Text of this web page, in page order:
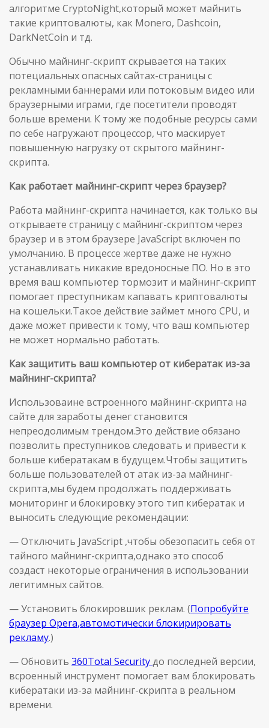
алгоритме CryptoNight,который может майнить
такие криптовалюты, как Monero, Dashcoin,
DarkNetCoin и тд.
Обычно майнинг-скрипт скрывается на таких
потециальных опасных сайтах-страницы с
рекламными баннерами или потоковым видео или
браузерными играми, где посетители проводят
больше времени. К тому же подобные ресурсы сами
по себе нагружают процессор, что маскирует
повышенную нагрузку от скрытого майнинг-
скрипта.
Как работает майнинг-скрипт черезбраузер?
Работа майнинг-скрипта начинается, как только вы
открываете страницу с майнинг-скриптом через
браузер и в этом браузере JavaScript включен по
умолчанию. В процессе жертве даже не нужно
устанавливать никакие вредоносные ПО. Но в это
время ваш компьютер тормозит и майнинг-скрипт
помогает преступникам капавать криптовалюты
на кошельки.Такое действие займет много CPU, и
даже может привести к тому, что ваш компьютер
не может нормально работать.
Как защитить ваш компьютер от кибератак из-за
майнинг-скрипта?
Использоваине встроенного майнинг-скрипта на
сайте для заработы денег становится
непреодолимым трендом.Это действие обязано
позволить преступников следовать и привести к
больше кибератакам в будущем.Чтобы защитить
больше пользователей от атак из-за майнинг-
скрипта,мы будем продолжать поддерживать
мониторинг и блокировку этого тип кибератак и
выносить следующие рекомендации:
— Отключить JavaScript ,чтобы обезопасить себя от
тайного майнинг-скрипта,однако это способ
создаст некоторые ограничения в использовании
легитимных сайтов.
— Установить блокировшик реклам. (Попробуйте
браузер Opera,автомотически блокирировать
рекламу.)
— Обновить 360Total Securityдо последней версии,
всроенный инструмент помогает вам блокировать
кибератаки из-за майнинг-скрипта в реальном
времени.